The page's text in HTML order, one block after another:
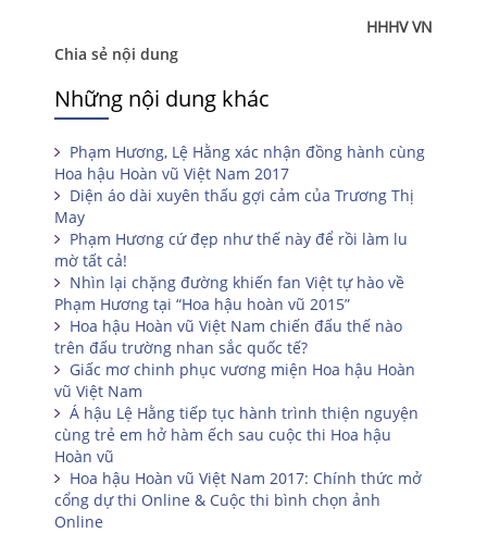
HHHV VN
Chia sẻ nội dung
Những nội dung khác
Phạm Hương, Lệ Hằng xác nhận đồng hành cùng
Hoa hậu Hoàn vũ Việt Nam 2017
Diện áo dài xuyên thấu gợi cảm của Trương Thị
May
Phạm Hương cứ đẹp như thế này để rồi làm lu
mờ tất cả!
Nhìn lại chặng đường khiến fan Việt tự hào về
Phạm Hương tại “Hoa hậu hoàn vũ 2015”
Hoa hậu Hoàn vũ Việt Nam chiến đấu thế nào
trên đấu trường nhan sắc quốc tế?
Giấc mơ chinh phục vương miện Hoa hậu Hoàn
vũ Việt Nam
Á hậu Lệ Hằng tiếp tục hành trình thiện nguyện
cùng trẻ em hở hàm ếch sau cuộc thi Hoa hậu
Hoàn vũ
Hoa hậu Hoàn vũ Việt Nam 2017: Chính thức mở
cổng dự thi Online & Cuộc thi bình chọn ảnh
Online